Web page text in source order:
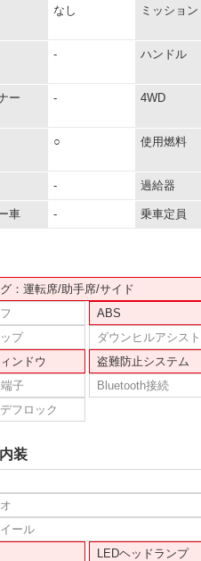
なし ミッション
- ハンドル
ー - 4WD
○ 使用燃料
- 過給器
車 - 乗車定員
：運転席/助手席/サイド
ABS
プ
ダウンヒルアシス
ンドウ
盗難防止システム
子
Bluetooth接続
フロック
装
ール
LEDヘッドランプ